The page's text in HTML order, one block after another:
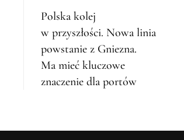
Polska kolej
w przyszłości. Nowa linia
powstanie z Gniezna.
Ma mieć kluczowe
znaczenie dla portów